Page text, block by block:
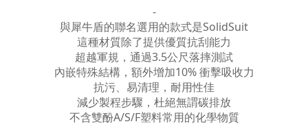
-
與犀牛盾的聯名選用的款式是SolidSuit
這種材質除了提供優質抗刮能力
超越軍規，通過3.5公尺落摔測試
內嵌特殊結構，額外增加10% 衝擊吸收力
抗污、易清理，耐用性佳
減少製程步驟，杜絕無謂碳排放
不含雙酚A/S/F塑料常用的化學物質